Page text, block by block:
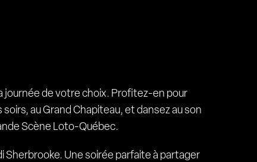
de votre choix. Profitez-en pour
au Grand Chapiteau, et dansez au son
Scène Loto-Québec.
Sherbrooke. Une soirée parfaite à partager